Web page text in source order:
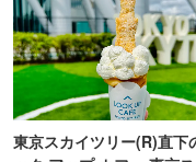
東京スカイツリー(R)直下